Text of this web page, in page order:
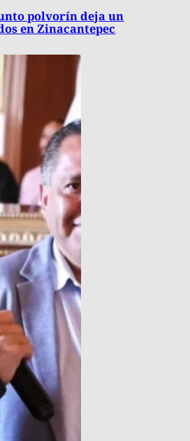
polvorín deja un
en Zinacantepec